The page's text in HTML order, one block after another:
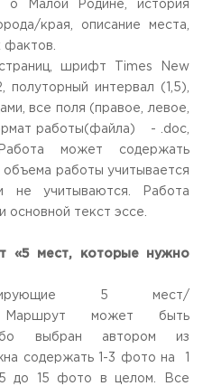
о Малой Родине, история
края, описание места,
фактов.
шрифт Times New
интервал (1,5),
все поля (правое, левое,
работы(файла) - .doc,
может содержать
работы учитывается
не учитываются. Работа
основной текст эссе.
«5 мест, которые нужно
5 мест/
Маршрут может быть
выбран автором из
содержать 1-3 фото на 1
5 до 15 фото в целом. Все